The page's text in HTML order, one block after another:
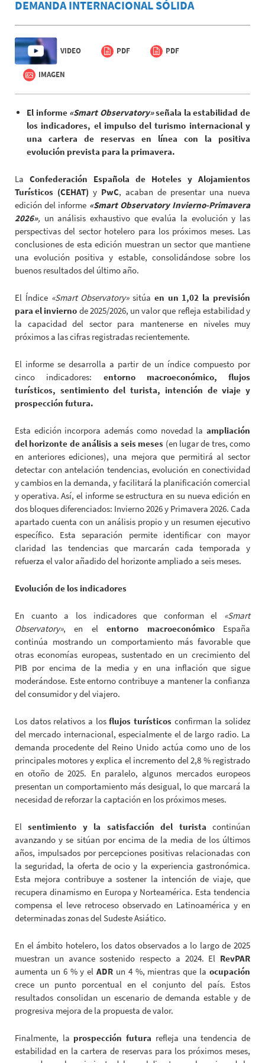
DEMANDA INTERNACIONAL SÓLIDA
VIDEO PDF PDF
IMAGEN
El informe «Smart Observatory»señala la estabilidad de
los indicadores, el impulso del turismo internacional y
una cartera de reservas en línea con la positiva
evolución prevista para la primavera.
La Confederación Española de Hoteles y Alojamientos
Turísticos (CEHAT) y PwC, acaban de presentar una nueva
edición del informe «Smart Observatory Invierno-Primavera
2026», un análisis exhaustivo que evalúa la evolución y las
perspectivas del sector hotelero para los próximos meses. Las
conclusiones de esta edición muestran un sector que mantiene
una evolución positiva y estable, consolidándose sobre los
buenos resultados del último año.
El Índice «Smart Observatory»sitúa en un 1,02 la previsión
para el invierno de 2025/2026, un valor que refleja estabilidad y
la capacidad del sector para mantenerse en niveles muy
próximos a las cifras registradas recientemente.
El informe se desarrolla a partir de un índice compuesto por
cinco indicadores: entorno macroeconómico, flujos
turísticos, sentimiento del turista, intención de viaje y
prospección futura.
Esta edición incorpora además como novedad la ampliación
del horizonte de análisis a seis meses (en lugar de tres, como
en anteriores ediciones), una mejora que permitirá al sector
detectar con antelación tendencias, evolución en conectividad
y cambios en la demanda, y facilitará la planificación comercial
y operativa. Así, el informe se estructura en su nueva edición en
dos bloques diferenciados: Invierno 2026 y Primavera 2026. Cada
apartado cuenta con un análisis propio y un resumen ejecutivo
específico. Esta separación permite identificar con mayor
claridad las tendencias que marcarán cada temporada y
refuerza el valor añadido del horizonte ampliado a seis meses.
Evolución de los indicadores
En cuanto a los indicadores que conforman el «Smart
Observatory», en elentorno macroeconómicoEspaña
continúa mostrando un comportamiento más favorable que
otras economías europeas, sustentado en un crecimiento del
PIB por encima de la media y en una inflación que sigue
moderándose. Este entorno contribuye a mantener la confianza
del consumidor y del viajero.
Los datos relativos a losflujos turísticos confirman la solidez
del mercado internacional, especialmente el de largo radio. La
demanda procedente del Reino Unido actúa como uno de los
principales motores y explica el incremento del 2,8 % registrado
en otoño de 2025. En paralelo, algunos mercados europeos
presentan un comportamiento más desigual, lo que marcará la
necesidad de reforzar la captación en los próximos meses.
Elsentimiento y la satisfacción del turista continúan
avanzando y se sitúan por encima de la media de los últimos
años, impulsados por percepciones positivas relacionadas con
la seguridad, la oferta de ocio y la experiencia gastronómica.
Esta mejora contribuye a sostener la intención de viaje, que
recupera dinamismo en Europa y Norteamérica. Esta tendencia
compensa el leve retroceso observado en Latinoamérica y en
determinadas zonas del Sudeste Asiático.
En el ámbito hotelero, los datos observados a lo largo de 2025
muestran un avance sostenido respecto a 2024. El RevPAR
aumenta un 6 % y elADR un 4 %, mientras que laocupación
crece un punto porcentual en el conjunto del país. Estos
resultados consolidan un escenario de demanda estable y de
progresiva mejora de la propuesta de valor.
Finalmente, la prospección futura refleja una tendencia de
estabilidad en la cartera de reservas para los próximos meses,